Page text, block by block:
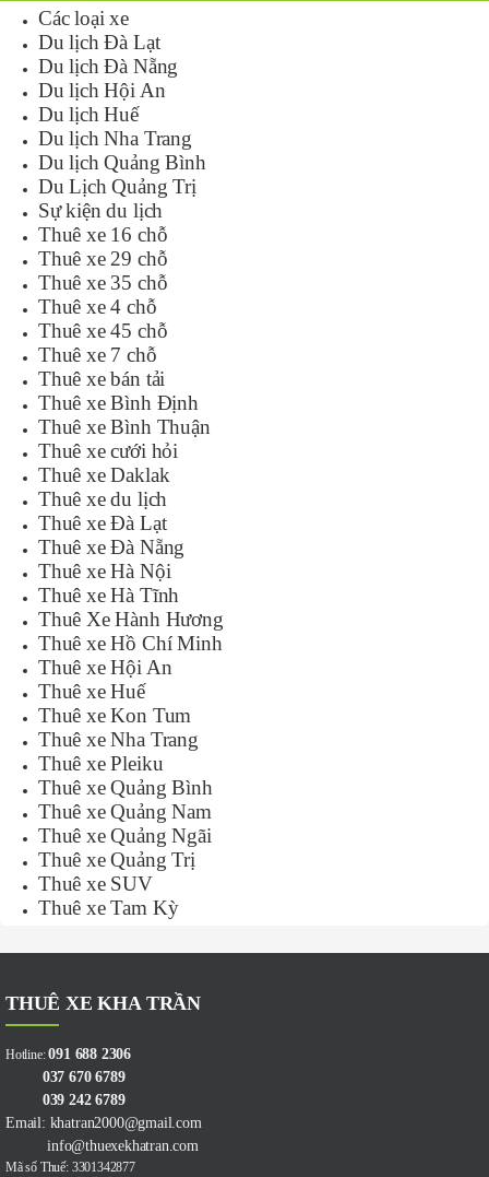
Các loại xe
Du lịch Đà Lạt
Du lịch Đà Nẵng
Du lịch Hội An
Du lịch Huế
Du lịch Nha Trang
Du lịch Quảng Bình
Du Lịch Quảng Trị
Sự kiện du lịch
Thuê xe 16 chỗ
Thuê xe 29 chỗ
Thuê xe 35 chỗ
Thuê xe 4 chỗ
Thuê xe 45 chỗ
Thuê xe 7 chỗ
Thuê xe bán tải
Thuê xe Bình Định
Thuê xe Bình Thuận
Thuê xe cưới hỏi
Thuê xe Daklak
Thuê xe du lịch
Thuê xe Đà Lạt
Thuê xe Đà Nẵng
Thuê xe Hà Nội
Thuê xe Hà Tĩnh
Thuê Xe Hành Hương
Thuê xe Hồ Chí Minh
Thuê xe Hội An
Thuê xe Huế
Thuê xe Kon Tum
Thuê xe Nha Trang
Thuê xe Pleiku
Thuê xe Quảng Bình
Thuê xe Quảng Nam
Thuê xe Quảng Ngãi
Thuê xe Quảng Trị
Thuê xe SUV
Thuê xe Tam Kỳ
THUÊ XE KHA TRẦN
Hotline:091 688 2306
037 670 6789
039 242 6789
Email: khatran2000@gmail.com
info@thuexekhatran.com
Mã số Thuế: 3301342877